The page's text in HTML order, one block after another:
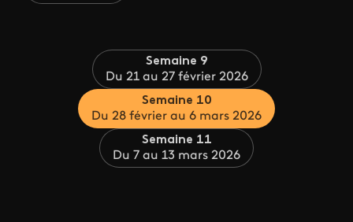
Semaine 9
Du 21 au 27 février 2026
Semaine 10
Du 28 février au 6 mars 2026
Semaine 11
Du 7 au 13 mars 2026